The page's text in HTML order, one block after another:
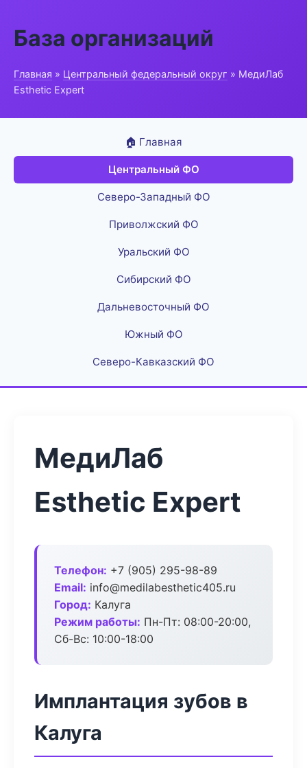
База организаций
Главная » Центральный федеральный округ » МедиЛаб
Esthetic Expert
🏠 Главная
Центральный ФО
Северо-Западный ФО
Приволжский ФО
Уральский ФО
Сибирский ФО
Дальневосточный ФО
Южный ФО
Северо-Кавказский ФО
МедиЛаб
Esthetic Expert
Телефон: +7 (905) 295-98-89
Email: info@medilabesthetic405.ru
Город: Калуга
Режим работы: Пн-Пт: 08:00-20:00,
Сб-Вс: 10:00-18:00
Имплантация зубов в
Калуга